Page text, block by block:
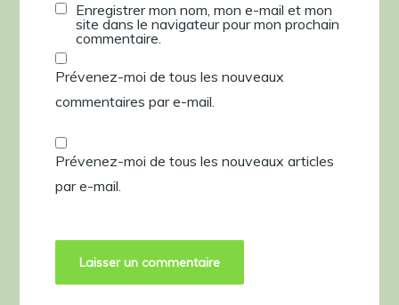
Enregistrer mon nom, mon e-mail et mon
site dans le navigateur pour mon prochain
commentaire.
Prévenez-moi de tous les nouveaux
commentaires par e-mail.
Prévenez-moi de tous les nouveaux articles
par e-mail.